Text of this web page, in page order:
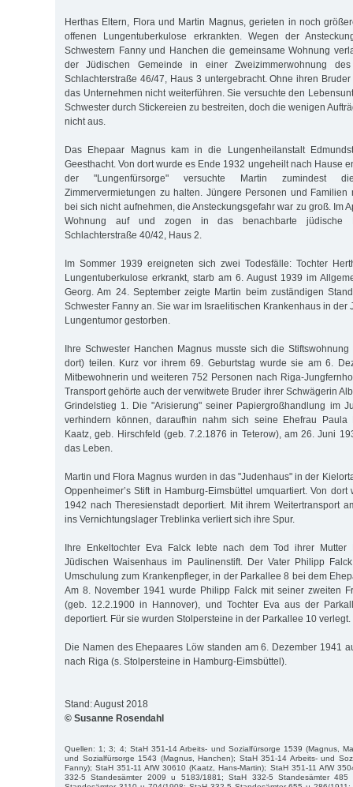
Herthas Eltern, Flora und Martin Magnus, gerieten in noch
offenen Lungentuberkulose erkrankten. Wegen der
Schwestern Fanny und Hanchen die gemeinsame Wohnung
der Jüdischen Gemeinde in einer Zweizimmerwohnung des
Schlachterstraße 46/47, Haus 3 untergebracht. Ohne ihren
das Unternehmen nicht weiterführen. Sie versuchte den
Schwester durch Stickereien zu bestreiten, doch die wenigen
nicht aus.
Das Ehepaar Magnus kam in die Lungenheilanstalt
Geesthacht. Von dort wurde es Ende 1932 ungeheilt nach Hause
der "Lungenfürsorge" versuchte Martin zumindest
Zimmervermietungen zu halten. Jüngere Personen und Familien
bei sich nicht aufnehmen, die Ansteckungsgefahr war zu groß. Im
Wohnung auf und zogen in das benachbarte jüdische
Schlachterstraße 40/42, Haus 2.
Im Sommer 1939 ereigneten sich zwei Todesfälle: Tochter
Lungentuberkulose erkrankt, starb am 6. August 1939 im
Georg. Am 24. September zeigte Martin beim zuständigen
Schwester Fanny an. Sie war im Israelitischen Krankenhaus in der
Lungentumor gestorben.
Ihre Schwester Hanchen Magnus musste sich die
dort) teilen. Kurz vor ihrem 69. Geburtstag wurde sie am 6.
Mitbewohnerin und weiteren 752 Personen nach Riga-
Transport gehörte auch der verwitwete Bruder ihrer Schwägerin
Grindelstieg 1. Die "Arisierung" seiner Papiergroßhandlung im
verhindern können, daraufhin nahm sich seine Ehefrau Paula
Kaatz, geb. Hirschfeld (geb. 7.2.1876 in Teterow), am 26. Juni
das Leben.
Martin und Flora Magnus wurden in das "Judenhaus" in der
Oppenheimer’s Stift in Hamburg-Eimsbüttel umquartiert. Von
1942 nach Theresienstadt deportiert. Mit ihrem Weitertransport
ins Vernichtungslager Treblinka verliert sich ihre Spur.
Ihre Enkeltochter Eva Falck lebte nach dem Tod ihrer
Jüdischen Waisenhaus im Paulinenstift. Der Vater Philipp
Umschulung zum Krankenpfleger, in der Parkallee 8 bei dem
Am 8. November 1941 wurde Philipp Falck mit seiner zweiten
(geb. 12.2.1900 in Hannover), und Tochter Eva aus der
deportiert. Für sie wurden Stolpersteine in der Parkallee 10 verlegt.
Die Namen des Ehepaares Löw standen am 6. Dezember 1941
nach Riga (s. Stolpersteine in Hamburg-Eimsbüttel).
Stand: August 2018
© Susanne Rosendahl
Quellen: 1; 3; 4; StaH 351-14 Arbeits- und Sozialfürsorge 1539 (Magnus,
und Sozialfürsorge 1543 (Magnus, Hanchen); StaH 351-14 Arbeits- und
Fanny); StaH 351-11 AfW 30610 (Kaatz, Hans-Martin); StaH 351-11 AfW
332-5 Standesämter 2009 u 5183/1881; StaH 332-5 Standesämter